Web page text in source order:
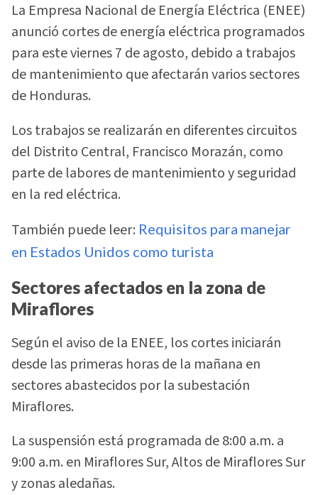
La Empresa Nacional de Energía Eléctrica (ENEE)
anunció cortes de energía eléctrica programados
para este viernes 7 de agosto, debido a trabajos
de mantenimiento que afectarán varios sectores
de Honduras.
Los trabajos se realizarán en diferentes circuitos
del Distrito Central, Francisco Morazán, como
parte de labores de mantenimiento y seguridad
en la red eléctrica.
También puede leer: Requisitos para manejar
en Estados Unidos como turista
Sectores afectados en la zona de
Miraflores
Según el aviso de la ENEE, los cortes iniciarán
desde las primeras horas de la mañana en
sectores abastecidos por la subestación
Miraflores.
La suspensión está programada de 8:00 a.m. a
9:00 a.m. en Miraflores Sur, Altos de Miraflores Sur
y zonas aledañas.